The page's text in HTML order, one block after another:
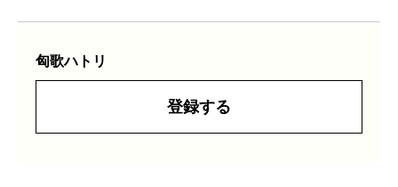
匈歌ハトリ
登録する